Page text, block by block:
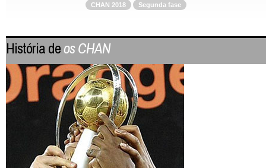
CHAN 2018 Segunda fase
História deos CHAN